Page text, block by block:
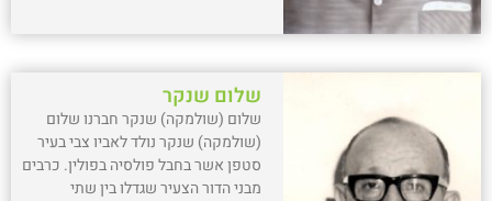
שלום שנקר
שלום (שולמקה) שנקר חברנו שלום
(שולמקה) שנקר נולד לאביו צבי בעיר
סטפן אשר בחבל פולסיה בפולין. כרבים
מבני הדור הצעיר שגדלו בין שתי